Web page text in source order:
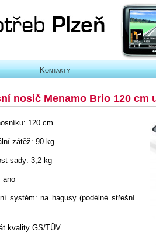
Kontakty
nosič Menamo Brio 120 cm
120 cm
zátěž: 90 kg
sady: 3,2 kg
ano
systém: na hagusy (podélné střešní
kvality GS/TÜV